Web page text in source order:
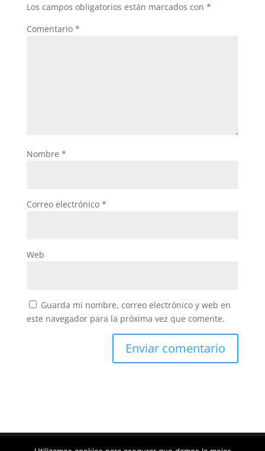
Los campos obligatorios están marcados con *
Comentario *
Nombre *
Correo electrónico *
Web
Guarda mi nombre, correo electrónico y web en
este navegador para la próxima vez que comente.